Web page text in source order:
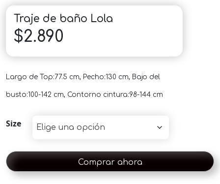
Traje de baño Lola
$2.890
Largo de Top:77.5 cm, Pecho:130 cm, Bajo del
busto:100-142 cm, Contorno cintura:98-144 cm
Size
Comprar ahora